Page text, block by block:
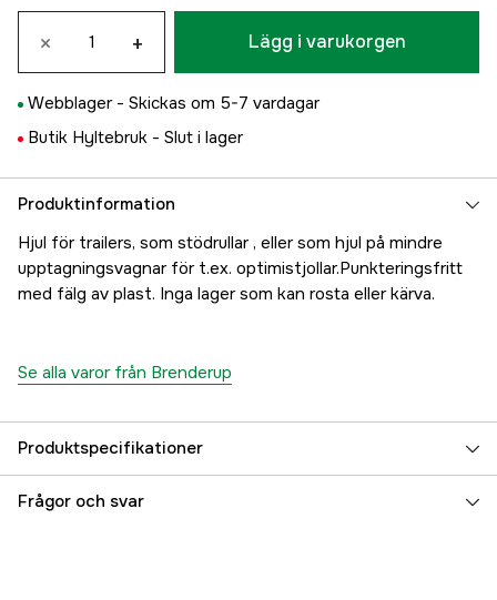
× + Lägg i varukorgen
Webblager - Skickas om 5-7 vardagar
Butik Hyltebruk - Slut i lager
Produktinformation
Hjul för trailers, som stödrullar , eller som hjul på mindre
upptagningsvagnar för t.ex. optimistjollar.Punkteringsfritt
med fälg av plast. Inga lager som kan rosta eller kärva.
Se alla varor från Brenderup
Produktspecifikationer
Referensnummer 5000024920
Frågor och svar